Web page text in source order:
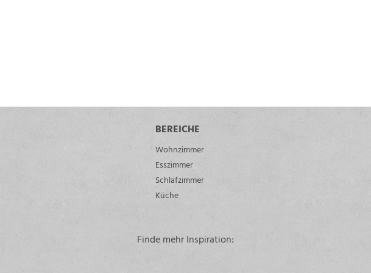
BEREICHE
Wohnzimmer
Esszimmer
Schlafzimmer
Küche
Finde mehr Inspiration: